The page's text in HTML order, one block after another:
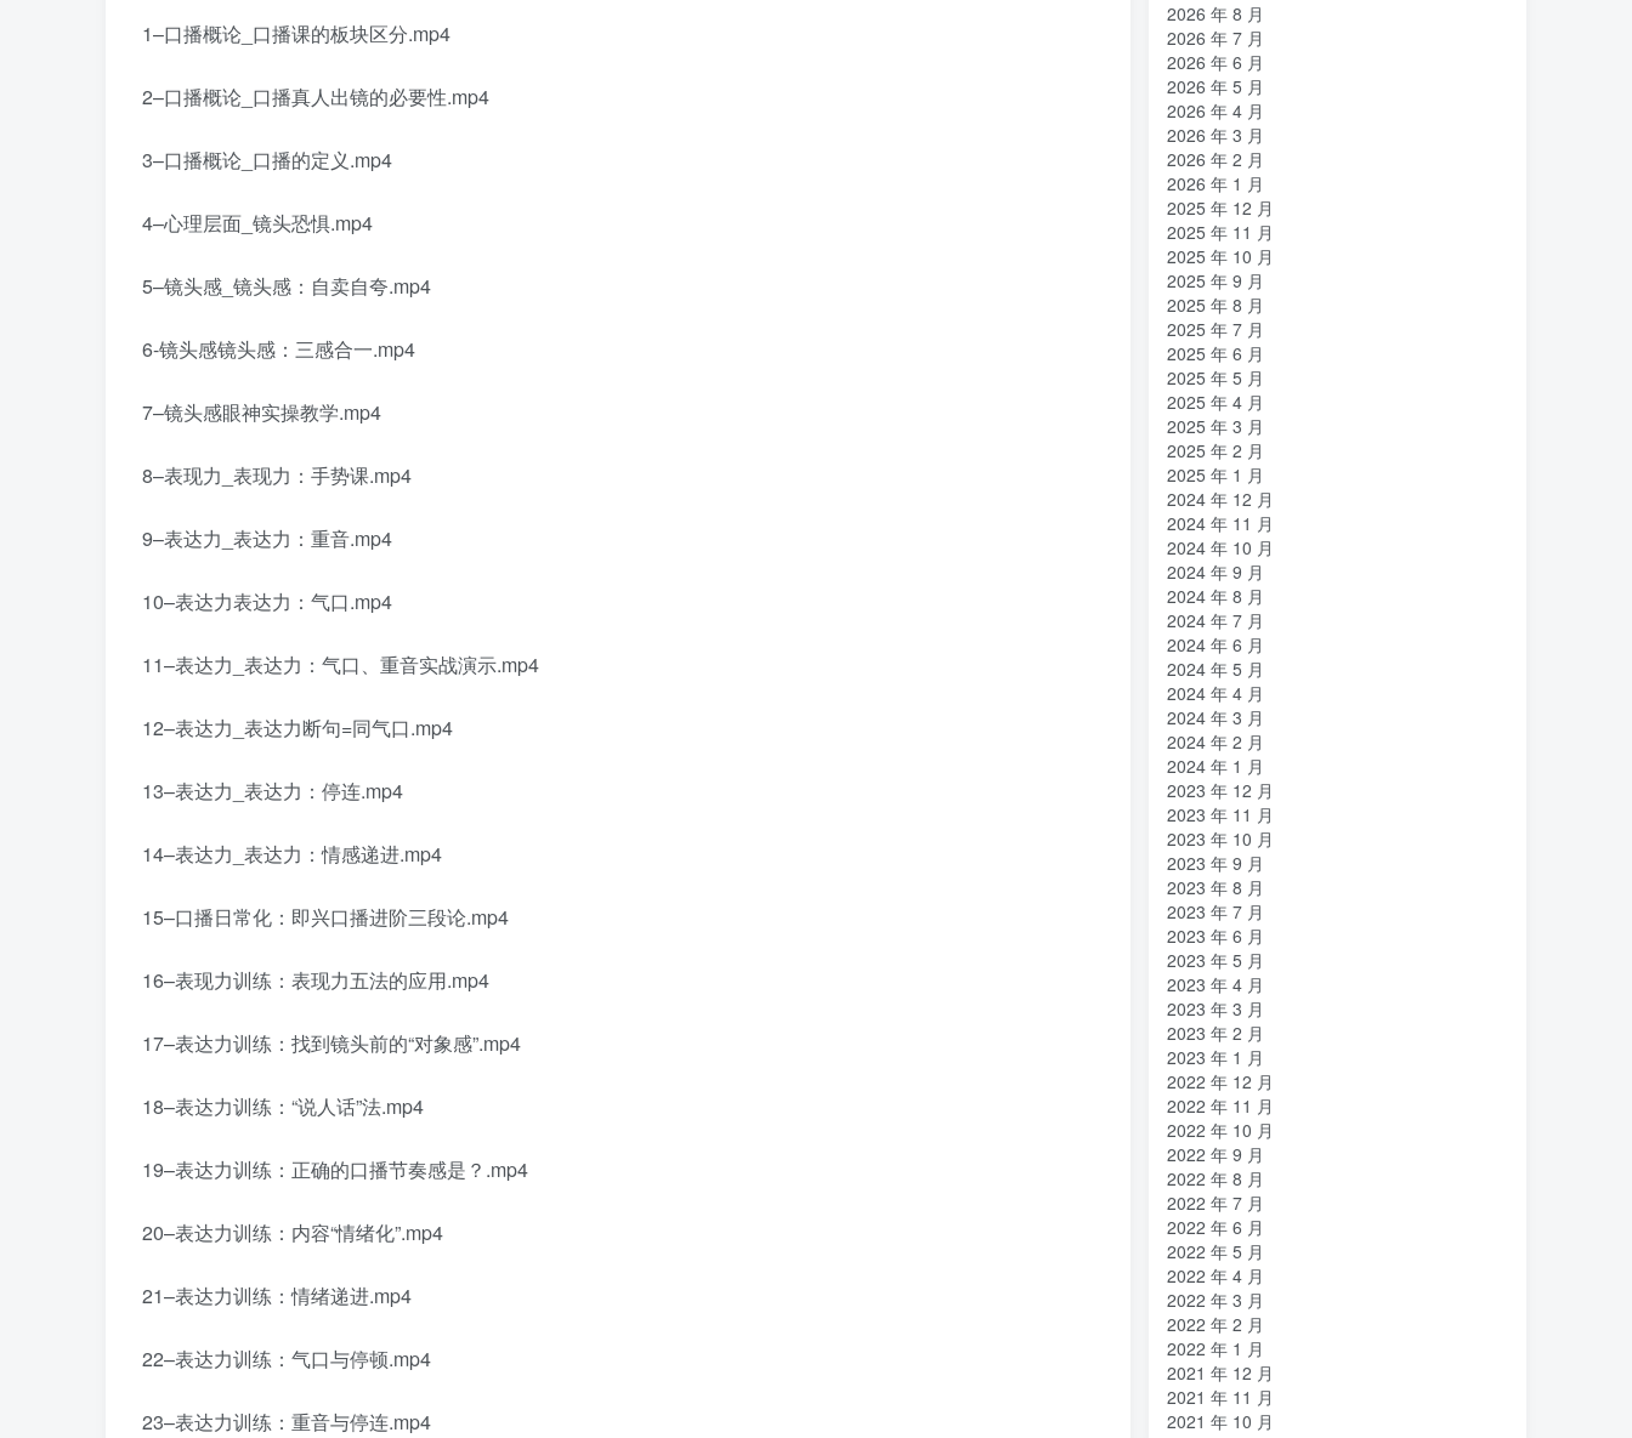
1–口播概论_口播课的板块区分.mp4
2–口播概论_口播真人出镜的必要性.mp4
3–口播概论_口播的定义.mp4
4–心理层面_镜头恐惧.mp4
5–镜头感_镜头感：自卖自夸.mp4
6-镜头感镜头感：三感合一.mp4
7–镜头感眼神实操教学.mp4
8–表现力_表现力：手势课.mp4
9–表达力_表达力：重音.mp4
10–表达力表达力：气口.mp4
11–表达力_表达力：气口、重音实战演示.mp4
12–表达力_表达力断句=同气口.mp4
13–表达力_表达力：停连.mp4
14–表达力_表达力：情感递进.mp4
15–口播日常化：即兴口播进阶三段论.mp4
16–表现力训练：表现力五法的应用.mp4
17–表达力训练：找到镜头前的“对象感”.mp4
18–表达力训练：“说人话”法.mp4
19–表达力训练：正确的口播节奏感是？.mp4
20–表达力训练：内容“情绪化”.mp4
21–表达力训练：情绪递进.mp4
22–表达力训练：气口与停顿.mp4
23–表达力训练：重音与停连.mp4
2026 年 8 月
2026 年 7 月
2026 年 6 月
2026 年 5 月
2026 年 4 月
2026 年 3 月
2026 年 2 月
2026 年 1 月
2025 年 12 月
2025 年 11 月
2025 年 10 月
2025 年 9 月
2025 年 8 月
2025 年 7 月
2025 年 6 月
2025 年 5 月
2025 年 4 月
2025 年 3 月
2025 年 2 月
2025 年 1 月
2024 年 12 月
2024 年 11 月
2024 年 10 月
2024 年 9 月
2024 年 8 月
2024 年 7 月
2024 年 6 月
2024 年 5 月
2024 年 4 月
2024 年 3 月
2024 年 2 月
2024 年 1 月
2023 年 12 月
2023 年 11 月
2023 年 10 月
2023 年 9 月
2023 年 8 月
2023 年 7 月
2023 年 6 月
2023 年 5 月
2023 年 4 月
2023 年 3 月
2023 年 2 月
2023 年 1 月
2022 年 12 月
2022 年 11 月
2022 年 10 月
2022 年 9 月
2022 年 8 月
2022 年 7 月
2022 年 6 月
2022 年 5 月
2022 年 4 月
2022 年 3 月
2022 年 2 月
2022 年 1 月
2021 年 12 月
2021 年 11 月
2021 年 10 月